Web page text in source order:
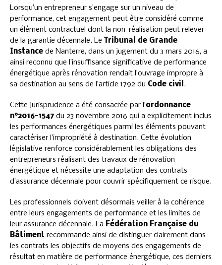
Lorsqu’un entrepreneur s’engage sur un niveau de
performance, cet engagement peut être considéré comme
un élément contractuel dont la non-réalisation peut relever
de la garantie décennale. Le
Tribunal de Grande
Instance de Nanterre, dans un jugement du 3 mars 2016, a
ainsi reconnu que l’insuffisance significative de performance
énergétique après rénovation rendait l’ouvrage impropre à
sa destination au sens de l’article 1792 du Code civil .
Cette jurisprudence a été consacrée par l’ordonnance
n°2016-1547 du 23 novembre 2016 qui a explicitement inclus
les performances énergétiques parmi les éléments pouvant
caractériser l’impropriété à destination. Cette évolution
législative renforce considérablement les obligations des
entrepreneurs réalisant des travaux de rénovation
énergétique et nécessite une adaptation des contrats
d’assurance décennale pour couvrir spécifiquement ce risque.
Les professionnels doivent désormais veiller à la cohérence
entre leurs engagements de performance et les limites de
leur assurance décennale. La Fédération Française du
Bâtiment recommande ainsi de distinguer clairement dans
les contrats les objectifs de moyens des engagements de
résultat en matière de performance énergétique, ces derniers